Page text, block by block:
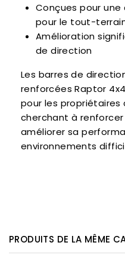
Conçues pour
pour le tout-
Amélioration
de direction
Les barres de
renforcées Raptor
pour les propriétaires
cherchant à
améliorer sa
environnements
PRODUITS DE LA MÊME